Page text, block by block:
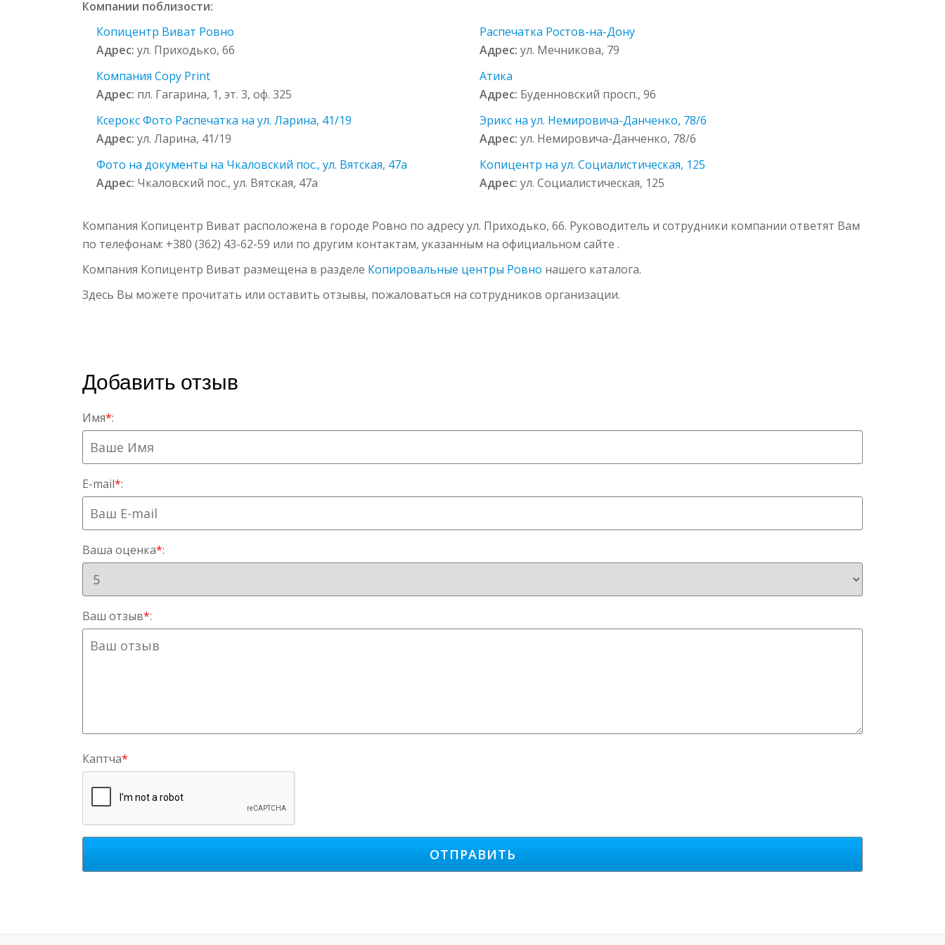
Компании поблизости:
Копицентр Виват Ровно
Адрес: ул. Приходько, 66
Распечатка Ростов-на-Дону
Адрес: ул. Мечникова, 79
Компания Copy Print
Адрес: пл. Гагарина, 1, эт. 3, оф. 325
Атика
Адрес: Буденновский просп., 96
Ксерокс Фото Распечатка на ул. Ларина, 41/19
Адрес: ул. Ларина, 41/19
Эрикс на ул. Немировича-Данченко, 78/6
Адрес: ул. Немировича-Данченко, 78/6
Фото на документы на Чкаловский пос., ул. Вятская, 47a
Адрес: Чкаловский пос., ул. Вятская, 47a
Копицентр на ул. Социалистическая, 125
Адрес: ул. Социалистическая, 125
Компания Копицентр Виват расположена в городе Ровно по адресу ул. Приходько, 66. Руководитель и сотрудники компании ответят Вам
по телефонам: +380 (362) 43-62-59 или по другим контактам, указанным на официальном сайте .
Компания Копицентр Виват размещена в разделе Копировальные центры Ровно нашего каталога.
Здесь Вы можете прочитать или оставить отзывы, пожаловаться на сотрудников организации.
Добавить отзыв
Имя*:
E-mail*:
Ваша оценка*:
Ваш отзыв*:
Каптча*